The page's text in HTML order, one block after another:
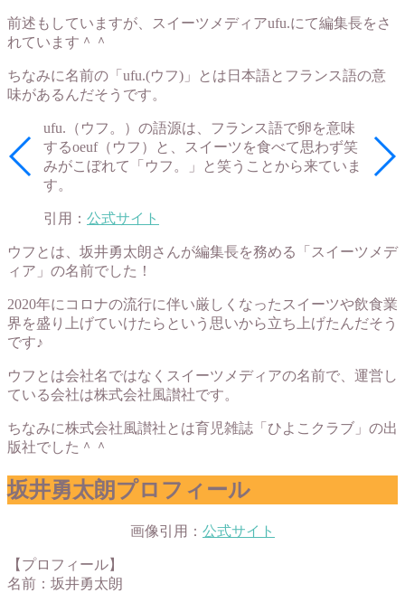
前述もしていますが、スイーツメディアufu.にて編集長をさ
れています＾＾
ちなみに名前の「ufu.(ウフ)」とは日本語とフランス語の意
味があるんだそうです。
ufu.（ウフ。）の語源は、フランス語で卵を意味
するoeuf（ウフ）と、スイーツを食べて思わず笑
みがこぼれて「ウフ。」と笑うことから来ていま
す。
引用： 公式サイト
ウフとは、坂井勇太朗さんが編集長を務める「スイーツメデ
ィア」の名前でした！
2020年にコロナの流行に伴い厳しくなったスイーツや飲食業
界を盛り上げていけたらという思いから立ち上げたんだそう
です♪
ウフとは会社名ではなくスイーツメディアの名前で、運営し
ている会社は株式会社風讃社です。
ちなみに株式会社風讃社とは育児雑誌「ひよこクラブ」の出
版社でした＾＾
坂井勇太朗プロフィール
画像引用： 公式サイト
【プロフィール】
名前：坂井勇太朗